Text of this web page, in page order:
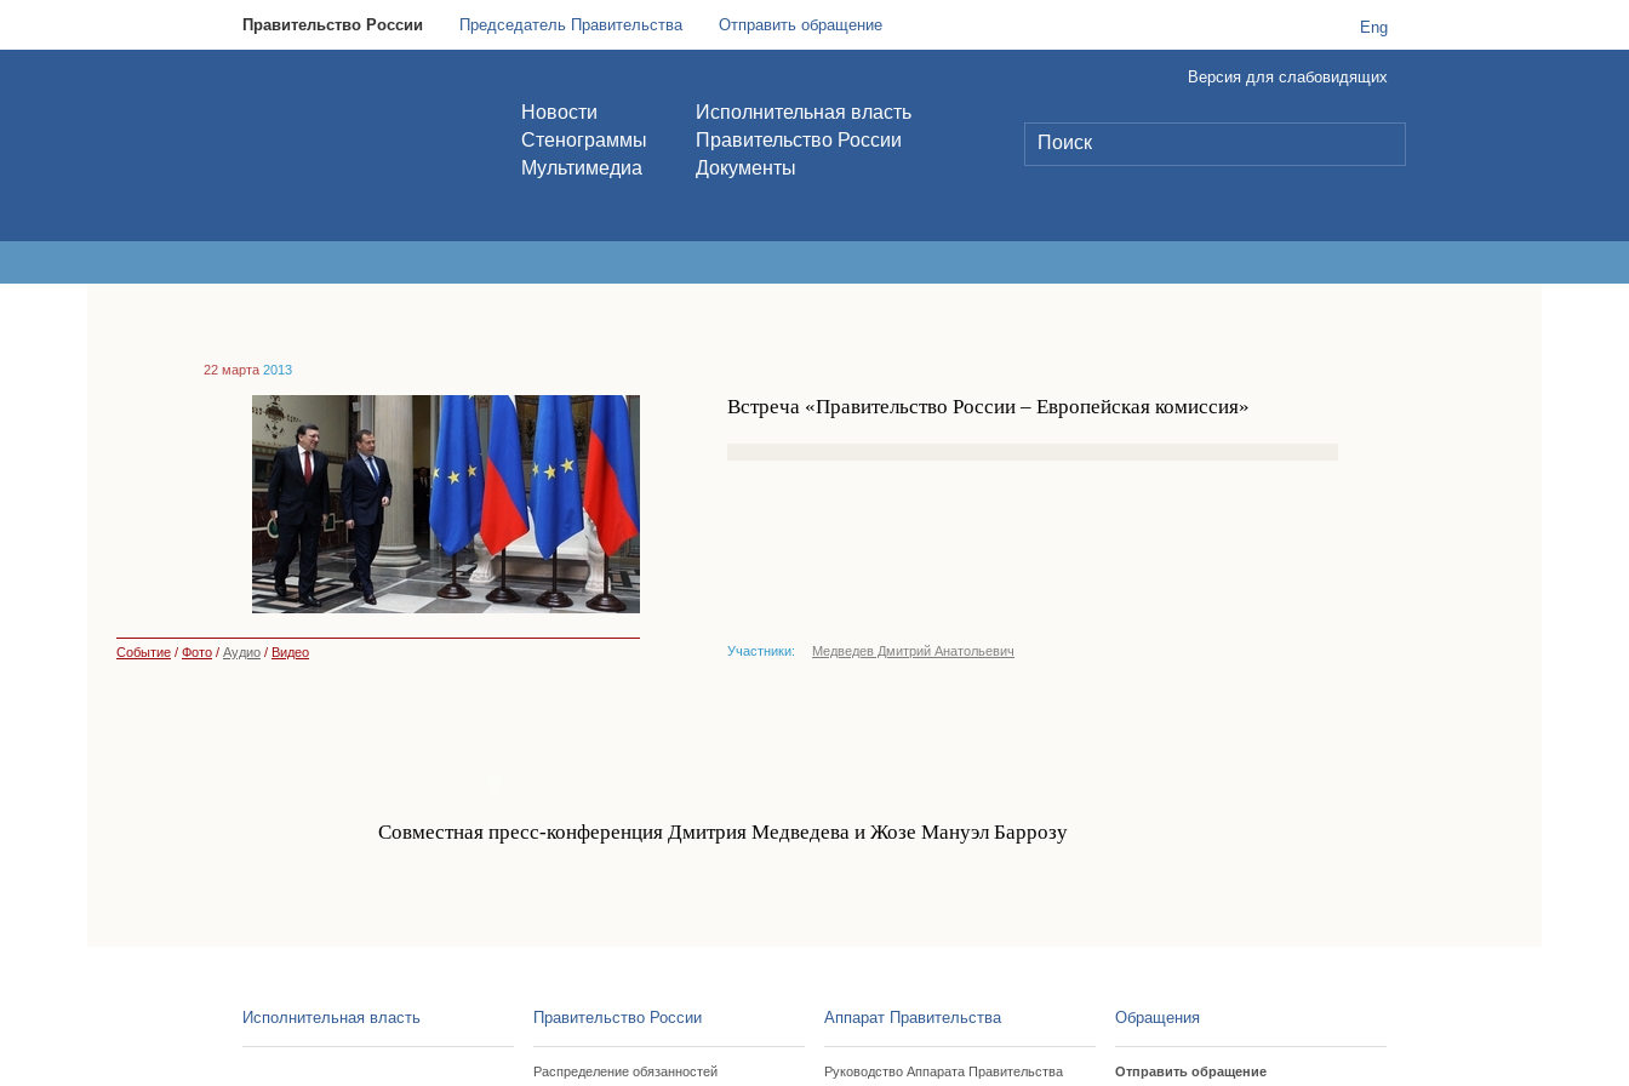
Правительство России Председатель Правительства Отправить обращение Eng
Новости
Стенограммы
Мультимедиа
Исполнительная власть
Правительство России
Документы
Версия для слабовидящих
22 марта 2013
Встреча «Правительство России – Европейская комиссия»
Событие / Фото / Аудио / Видео Участники: Медведев Дмитрий Анатольевич
Совместная пресс-конференция Дмитрия Медведева и Жозе Мануэл Баррозу
Исполнительная власть Правительство России
Распределение обязанностей
Аппарат Правительства
Руководство Аппарата Правительства
Обращения
Отправить обращение